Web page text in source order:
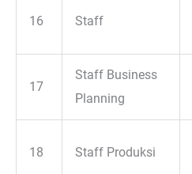
16 Staff
17
Staff Business
Planning
18 Staff Produksi